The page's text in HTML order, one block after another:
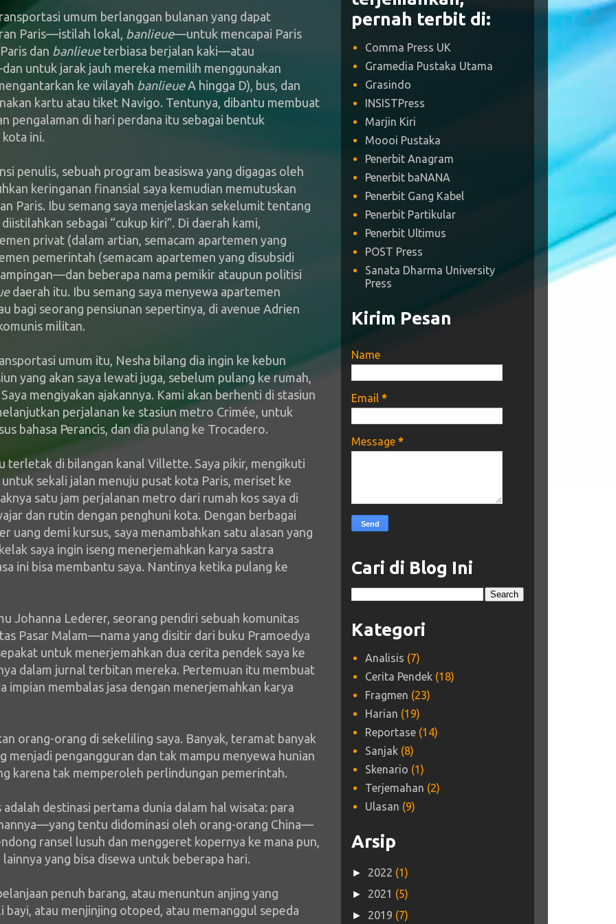
umum berlanggan bulanan yang dapat
Paris—istilah lokal, banlieue—untuk mencapai Paris
dan banlieueterbiasa berjalan kaki—atau
untuk jarak jauh mereka memilih menggunakan
ke wilayah banlieueA hingga D), bus, dan
kartu atau tiket Navigo. Tentunya, dibantu membuat
pengalaman di hari perdana itu sebagai bentuk
ini.
penulis, sebuah program beasiswa yang digagas oleh
keringanan finansial saya kemudian memutuskan
Paris. Ibu semang saya menjelaskan sekelumit tentang
sebagai “cukup kiri”. Di daerah kami,
privat (dalam artian, semacam apartemen yang
pemerintah (semacam apartemen yang disubsidi
beberapa nama pemikir ataupun politisi
daerah itu. Ibu semang saya menyewa apartemen
bagi seorang pensiunan sepertinya, di avenue Adrien
militan.
umum itu, Nesha bilang dia ingin ke kebun
yang akan saya lewati juga, sebelum pulang ke rumah,
mengiyakan ajakannya. Kami akan berhenti di stasiun
perjalanan ke stasiun metro Crimée, untuk
bahasa Perancis, dan dia pulang ke Trocadero.
terletak di bilangan kanal Villette. Saya pikir, mengikuti
sekali jalan menuju pusat kota Paris, meriset ke
satu jam perjalanan metro dari rumah kos saya di
dan rutin dengan penghuni kota. Dengan berbagai
uang demi kursus, saya menambahkan satu alasan yang
saya ingin iseng menerjemahkan karya sastra
ini bisa membantu saya. Nantinya ketika pulang ke
Johanna Lederer, seorang pendiri sebuah komunitas
Pasar Malam—nama yang disitir dari buku Pramoedya
untuk menerjemahkan dua cerita pendek saya ke
dalam jurnal terbitan mereka. Pertemuan itu membuat
impian membalas jasa dengan menerjemahkan karya
orang-orang di sekeliling saya. Banyak, teramat banyak
pengangguran dan tak mampu menyewa hunian
karena tak memperoleh perlindungan pemerintah.
destinasi pertama dunia dalam hal wisata: para
tentu didominasi oleh orang-orang China—
ransel lusuh dan menggeret kopernya ke mana pun,
yang bisa disewa untuk beberapa hari.
penuh barang, atau menuntun anjing yang
atau menjinjing otoped, atau memanggul sepeda
pernah terbit di:
Comma Press UK
Gramedia Pustaka Utama
Grasindo
INSISTPress
Marjin Kiri
Moooi Pustaka
Penerbit Anagram
Penerbit baNANA
Penerbit Gang Kabel
Penerbit Partikular
Penerbit Ultimus
POST Press
Sanata Dharma University
Press
Kirim Pesan
Name
Email *
Message *
Cari di Blog Ini
Kategori
Analisis (7)
Cerita Pendek (18)
Fragmen (23)
Harian (19)
Reportase (14)
Sanjak (8)
Skenario (1)
Terjemahan (2)
Ulasan (9)
Arsip
► 2022 (1)
► 2021 (5)
► 2019 (7)